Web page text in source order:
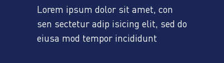
Lorem ipsum dolor sit amet, con
sen sectetur adip isicing elit, sed do
eiusa mod tempor incididunt